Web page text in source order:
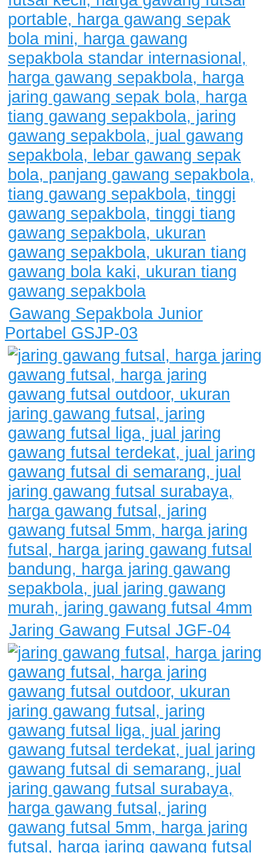
Gawang Sepakbola Junior
Portabel GSJP-03
Jaring Gawang Futsal JGF-04